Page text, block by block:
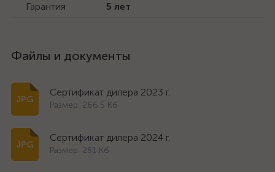
Гарантия 5 лет
Файлы и документы
Сертификат дилера 2023 г.
Размер: 266.5 Кб
Сертификат дилера 2024 г.
Размер: 281 Кб